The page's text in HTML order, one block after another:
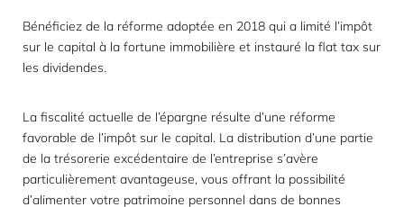
Bénéficiez de la réforme adoptée en 2018 qui a limité l’impôt
sur le capital à la fortune immobilière et instauré la flat tax sur
les dividendes.
La fiscalité actuelle de l’épargne résulte d’une réforme
favorable de l’impôt sur le capital. La distribution d’une partie
de la trésorerie excédentaire de l’entreprise s’avère
particulièrement avantageuse, vous offrant la possibilité
d’alimenter votre patrimoine personnel dans de bonnes